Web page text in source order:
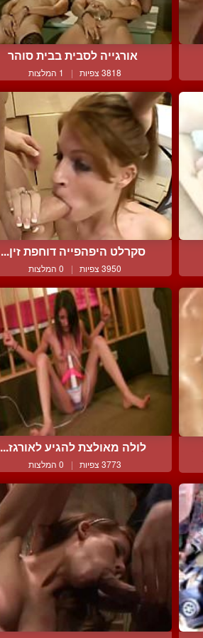
אורגייה לסבית בבית סוהר
3818 צפיות | 1 המלצות
סקרלט היפהפייה דוחפת זין...
3950 צפיות | 0 המלצות
לולה מאולצת להגיע לאורגז...
3773 צפיות | 0 המלצות